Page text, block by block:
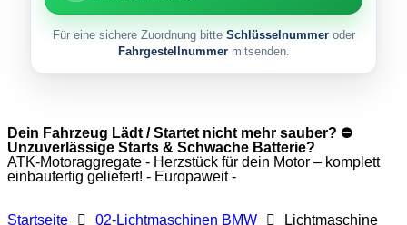
Für eine sichere Zuordnung bitte Schlüsselnummeroder
Fahrgestellnummermitsenden.
Dein Fahrzeug Lädt / Startet nicht mehr sauber? ⛔
Unzuverlässige Starts & Schwache Batterie?
ATK-Motoraggregate - Herzstück für dein Motor – komplett
einbaufertig geliefert! - Europaweit -
Startseite 02-Lichtmaschinen BMW
Lichtmaschine